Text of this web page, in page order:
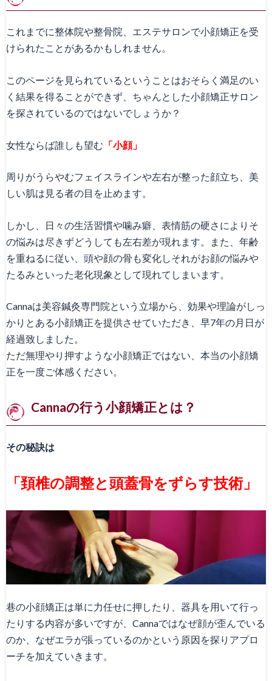
これまでに整体院や整骨院、エステサロンで小顔矯正を受
けられたことがあるかもしれません。
このページを見られているということはおそらく満足のい
く結果を得ることができず、ちゃんとした小顔矯正サロン
を探されているのではないでしょうか？
女性ならば誰しも望む 「小顔」
周りがうらやむフェイスラインや左右が整った顔立ち、美
しい肌は見る者の目を止めます。
しかし、日々の生活習慣や噛み癖、表情筋の硬さによりそ
の悩みは尽きずどうしても左右差が現れます。また、年齢
を重ねるに従い、頭や顔の骨も変化しそれがお顔の悩みや
たるみといった老化現象として現れてしまいます。
Cannaは美容鍼灸専門院という立場から、効果や理論がしっ
かりとある小顔矯正を提供させていただき、早7年の月日が
経過致しました。
ただ無理やり押すような小顔矯正ではない、本当の小顔矯
正を一度ご体感ください。
Cannaの行う小顔矯正とは？
その秘訣は
「頚椎の調整と頭蓋骨をずらす技術」
巷の小顔矯正は単に力任せに押したり、器具を用いて行っ
たりする内容が多いですが、Cannaではなぜ顔が歪んでいる
のか、なぜエラが張っているのかという原因を探りアプロ
ーチを加えていきます。